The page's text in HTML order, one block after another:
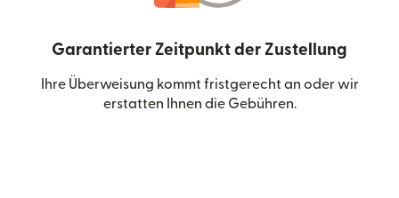
Garantierter Zeitpunkt der Zustellung
Ihre Überweisung kommt fristgerecht an oder wir
erstatten Ihnen die Gebühren.